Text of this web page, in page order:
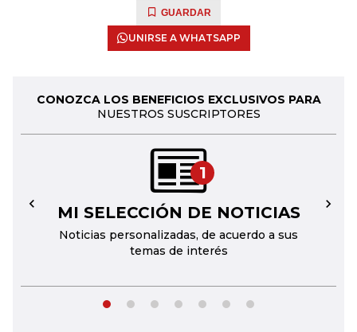
GUARDAR
UNIRSE A WHATSAPP
CONOZCA LOS BENEFICIOS EXCLUSIVOS PARA
NUESTROS SUSCRIPTORES
1
MI SELECCIÓN DE NOTICIAS
Noticias personalizadas, de acuerdo a sus
temas de interés
← →